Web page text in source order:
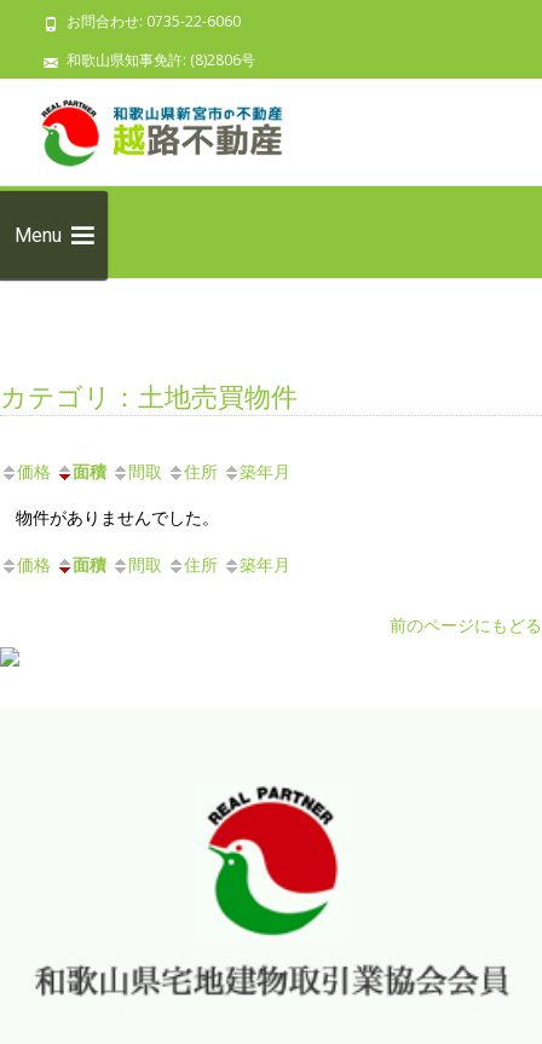
お問合わせ: 0735-22-6060
和歌山県知事免許: (8)2806号
Menu
カテゴリ：土地売買物件
価格 面積 間取 住所 築年月
物件がありませんでした。
価格 面積 間取 住所 築年月
前のページにもどる